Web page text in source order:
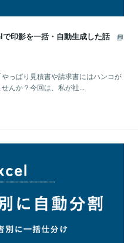
印影を一括・自動生成した話
っぱり見積書や請求書にはハンコが
んか？今回は、私が社...